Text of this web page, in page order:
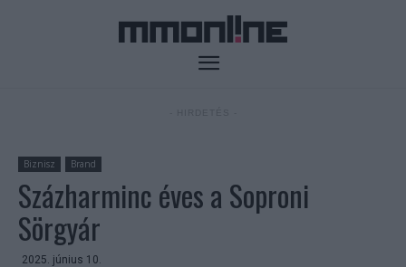
Biznisz Brand
Százharminc éves a Soproni
Sörgyár
2025. június 10.